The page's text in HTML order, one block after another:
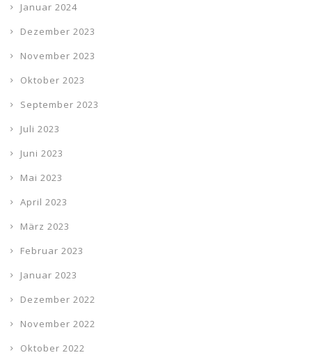
Januar 2024
Dezember 2023
November 2023
Oktober 2023
September 2023
Juli 2023
Juni 2023
Mai 2023
April 2023
März 2023
Februar 2023
Januar 2023
Dezember 2022
November 2022
Oktober 2022